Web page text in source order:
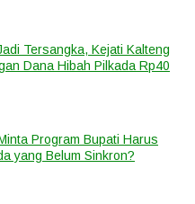
Tersangka, Kejati Kalteng
Dana Hibah Pilkada Rp40
Program Bupati Harus
yang Belum Sinkron?